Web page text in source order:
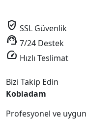
verified_user SSL Güvenlik
support_agent 7/24 Destek
speed Hızlı Teslimat
Bizi Takip Edin
Kobiadam
Profesyonel ve uygun